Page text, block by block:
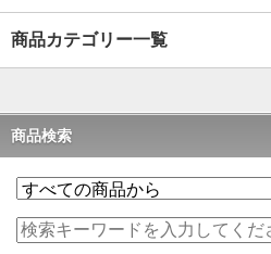
商品カテゴリー一覧
商品検索